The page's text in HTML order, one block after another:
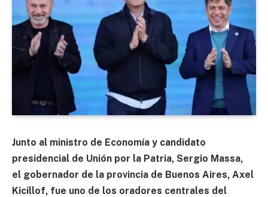
Junto al ministro de Economía y candidato
presidencial de Unión por la Patria, Sergio Massa,
el gobernador de la provincia de Buenos Aires, Axel
Kicillof, fue uno de los oradores centrales del